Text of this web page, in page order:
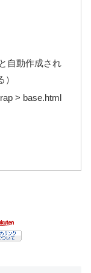
自動作成され
> base.html